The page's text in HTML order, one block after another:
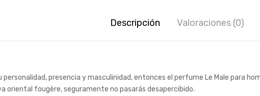
Descripción Valoraciones (0)
presencia y masculinidad, entonces el perfume Le Male para
oriental fougère, seguramente no pasarás desapercibido.